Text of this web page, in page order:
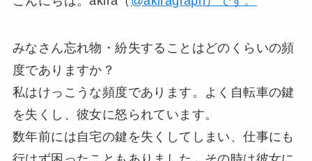
みなさん忘れ物・紛失することはどのくらいの頻
度でありますか？
私はけっこうな頻度であります。よく自転車の鍵
を失くし、彼女に怒られています。
数年前には自宅の鍵を失くしてしまい、仕事にも